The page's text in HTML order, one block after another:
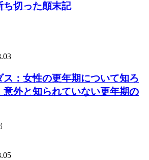
ち切った顛末記
ス：女性の更年期について知ろ
意外と知られていない更年期の